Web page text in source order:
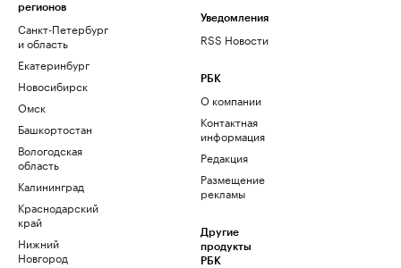
регионов
Санкт-Петербург
и область
Екатеринбург
Новосибирск
Омск
Башкортостан
Вологодская
область
Калининград
Краснодарский
край
Нижний
Новгород
Уведомления
RSS Новости
РБК
О компании
Контактная
информация
Редакция
Размещение
рекламы
Другие
продукты
РБК